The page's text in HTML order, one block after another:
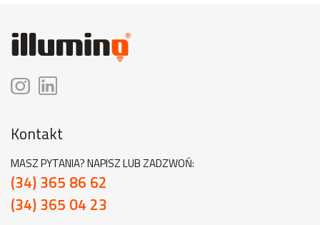
Kontakt
MASZ PYTANIA? NAPISZ LUB ZADZWOŃ:
(34) 365 86 62
(34) 365 04 23